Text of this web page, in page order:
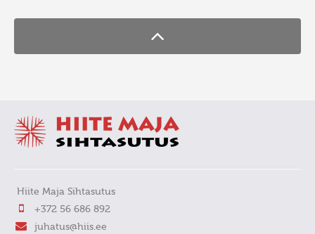
Hiite Maja Sihtasutus
+372 56 686 892
juhatus@hiis.ee